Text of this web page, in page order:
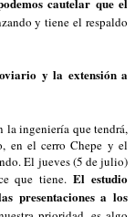
y tiene el respaldo
y la extensión a
la ingeniería que tendrá,
en el cerro Chepe y el
El jueves (5 de julio)
que tiene. El estudio
presentaciones a los